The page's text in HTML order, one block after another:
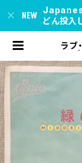
どん投入
ラブ